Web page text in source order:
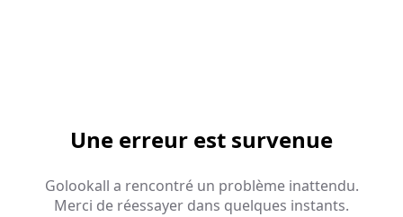
Une erreur est survenue
Golookall a rencontré un problème inattendu.
Merci de réessayer dans quelques instants.